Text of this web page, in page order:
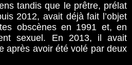
tandis que le prêtre, prélat
2012, avait déjà fait l’objet
obscènes en 1991 et, en
sexuel. En 2013, il avait
après avoir été volé par deux